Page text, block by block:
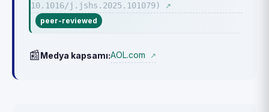
10.1016/j.jshs.2025.101079)
↗
peer-reviewed
📰Medya kapsamı:AOL.com ↗